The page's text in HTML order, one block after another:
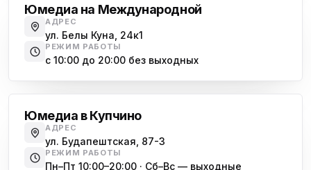
Юмедиа на Международной
АДРЕС
ул. Белы Куна, 24к1
РЕЖИМ РАБОТЫ
с 10:00 до 20:00 без выходных
Юмедиа в Купчино
АДРЕС
ул. Будапештская, 87-3
РЕЖИМ РАБОТЫ
Пн–Пт 10:00–20:00 · Сб–Вс — выходные